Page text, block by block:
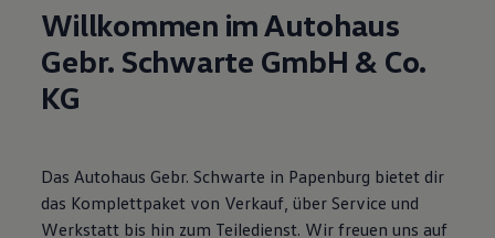
Pannen- und Unfallhilfe
Economy Service
Volkswagen Teile
Zubehör
Individualisieren
Wallbox und Ladekabel
Digitale Extras
Willkommen im Autohaus
Gebr. Schwarte GmbH & Co.
KG
Das Autohaus Gebr. Schwarte in Papenburg bietet dir
das Komplettpaket von Verkauf, über Service und
Werkstatt bis hin zum Teiledienst. Wir freuen uns auf